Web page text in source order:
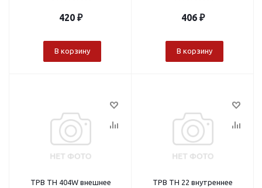
420₽
В корзину
406₽
В корзину
ТРВ TH 404W внешнее
ТРВ TH 22 внутреннее